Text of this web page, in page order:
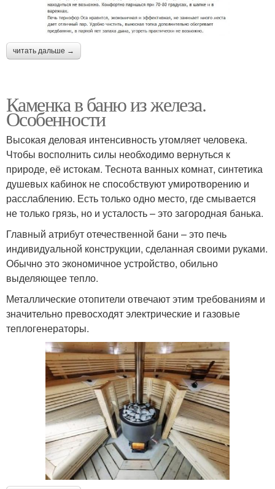
читать дальше →
Каменка в баню из железа.
Особенности
Высокая деловая интенсивность утомляет человека.
Чтобы восполнить силы необходимо вернуться к
природе, её истокам. Теснота ванных комнат, синтетика
душевых кабинок не способствуют умиротворению и
расслаблению. Есть только одно место, где смывается
не только грязь, но и усталость – это загородная банька.
Главный атрибут отечественной бани – это печь
индивидуальной конструкции, сделанная своими руками.
Обычно это экономичное устройство, обильно
выделяющее тепло.
Металлические отопители отвечают этим требованиям и
значительно превосходят электрические и газовые
теплогенераторы.